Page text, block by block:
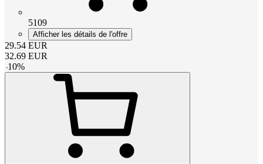
5109
Afficher les détails de l'offre
29.54 EUR
32.69 EUR
-10%